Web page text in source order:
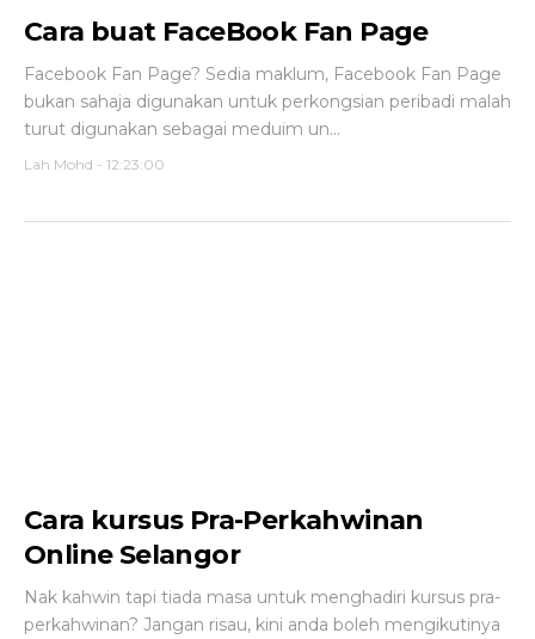
Cara buat FaceBook Fan Page
Facebook Fan Page? Sedia maklum, Facebook Fan Page
bukan sahaja digunakan untuk perkongsian peribadi malah
turut digunakan sebagai meduim un...
Lah Mohd - 12:23:00
Cara kursus Pra-Perkahwinan
Online Selangor
Nak kahwin tapi tiada masa untuk menghadiri kursus pra-
perkahwinan? Jangan risau, kini anda boleh mengikutinya